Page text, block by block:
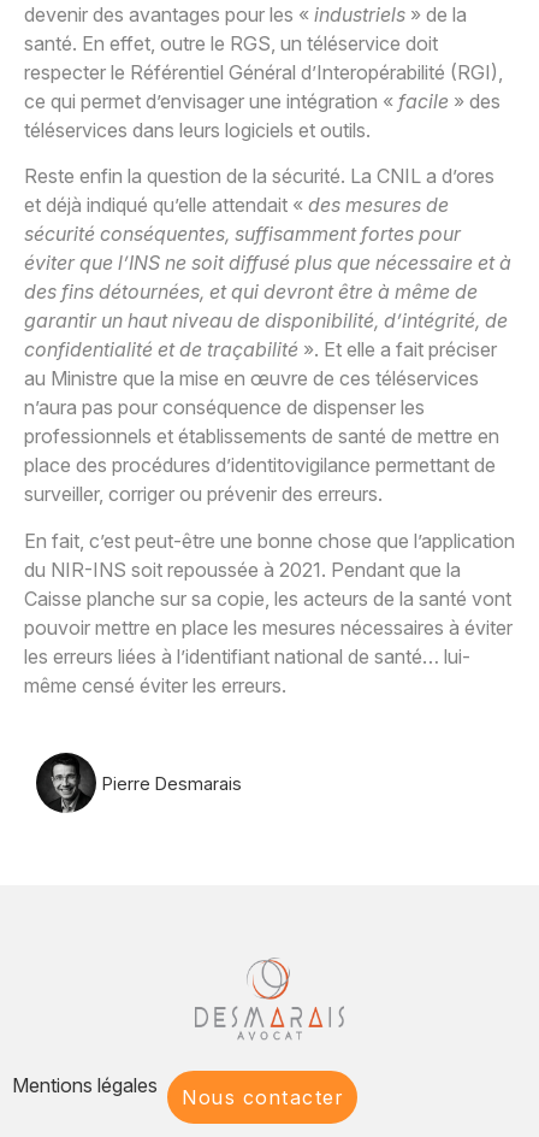
devenir des avantages pour les « industriels » de la
santé. En effet, outre le RGS, un téléservice doit
respecter le Référentiel Général d’Interopérabilité (RGI),
ce qui permet d’envisager une intégration « facile » des
téléservices dans leurs logiciels et outils.
Reste enfin la question de la sécurité. La CNIL a d’ores
et déjà indiqué qu’elle attendait « des mesures de
sécurité conséquentes, suffisamment fortes pour
éviter que l’INS ne soit diffusé plus que nécessaire et à
des fins détournées, et qui devront être à même de
garantir un haut niveau de disponibilité, d’intégrité, de
confidentialité et de traçabilité ». Et elle a fait préciser
au Ministre que la mise en œuvre de ces téléservices
n’aura pas pour conséquence de dispenser les
professionnels et établissements de santé de mettre en
place des procédures d’identitovigilance permettant de
surveiller, corriger ou prévenir des erreurs.
En fait, c’est peut-être une bonne chose que l’application
du NIR-INS soit repoussée à 2021. Pendant que la
Caisse planche sur sa copie, les acteurs de la santé vont
pouvoir mettre en place les mesures nécessaires à éviter
les erreurs liées à l’identifiant national de santé… lui-
même censé éviter les erreurs.
Pierre Desmarais
Mentions légales Nous contacter